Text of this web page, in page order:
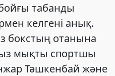
табанды
келгені анық.
бокстың отанына
мықты спортшы
Тәшкенбай және